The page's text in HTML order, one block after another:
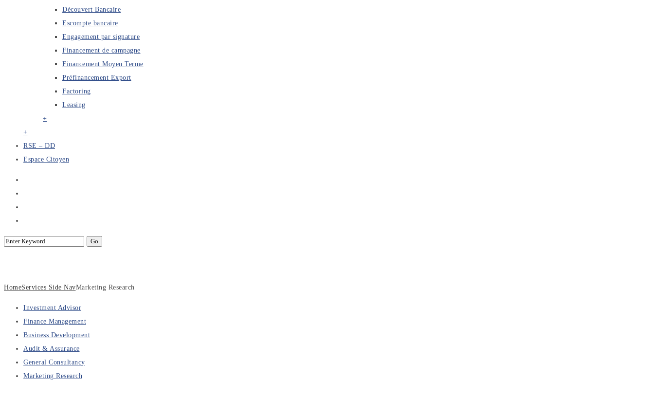
Découvert Bancaire
Escompte bancaire
Engagement par signature
Financement de campagne
Financement Moyen Terme
Préfinancement Export
Factoring
Leasing
+
+
RSE – DD
Espace Citoyen
HomeServices Side NavMarketing Research
Investment Advisor
Finance Management
Business Development
Audit & Assurance
General Consultancy
Marketing Research